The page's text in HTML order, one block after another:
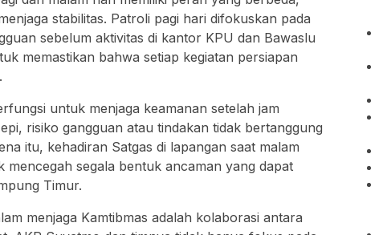
stabilitas. Patroli pagi hari difokuskan pada
sebelum aktivitas di kantor KPU dan Bawaslu
memastikan bahwa setiap kegiatan persiapan
untuk menjaga keamanan setelah jam
risiko gangguan atau tindakan tidak bertanggung
itu, kehadiran Satgas di lapangan saat malam
mencegah segala bentuk ancaman yang dapat
Timur.
menjaga Kamtibmas adalah kolaborasi antara